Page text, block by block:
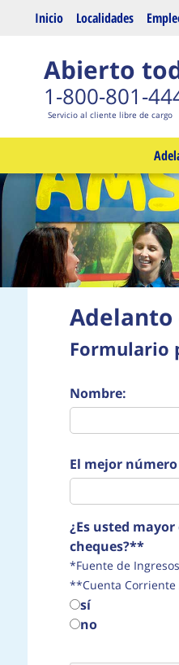
Saltar al contenido principal
Inicio Localidades
Abierto
1-800-801-
Servicio al cliente libre de cargo
Adelanto
Formulario
Nombre:
El mejor
¿Es usted
cheques?**
**Cuenta Corriente
sí
no